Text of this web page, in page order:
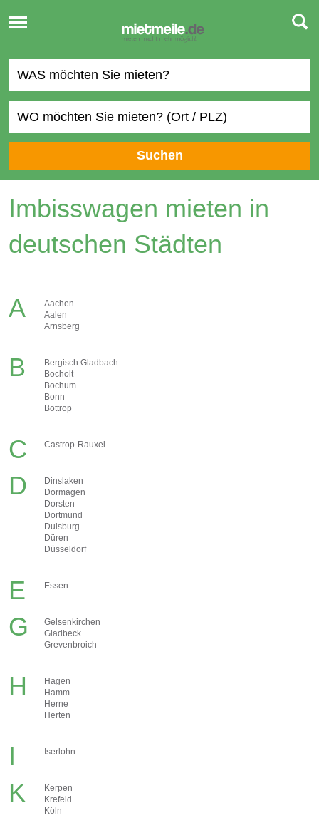
Toggle
navigation
Suchen
Imbisswagen mieten in
deutschen Städten
A
Aachen
Aalen
Arnsberg
B
Bergisch Gladbach
Bocholt
Bochum
Bonn
Bottrop
C Castrop-Rauxel
D
Dinslaken
Dormagen
Dorsten
Dortmund
Duisburg
Düren
Düsseldorf
E Essen
G
Gelsenkirchen
Gladbeck
Grevenbroich
H
Hagen
Hamm
Herne
Herten
I Iserlohn
K
Kerpen
Krefeld
Köln